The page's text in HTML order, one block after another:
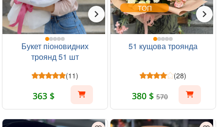
Букет піоновидних
троянд 51 шт
(11)
363 $
ТОП
51 кущова троянда
(28)
380 $ 570